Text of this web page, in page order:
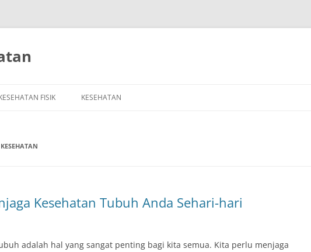
FISIK KESEHATAN
KESEHATAN
Kesehatan Tubuh Anda Sehari-hari
adalah hal yang sangat penting bagi kita semua. Kita perlu menjaga